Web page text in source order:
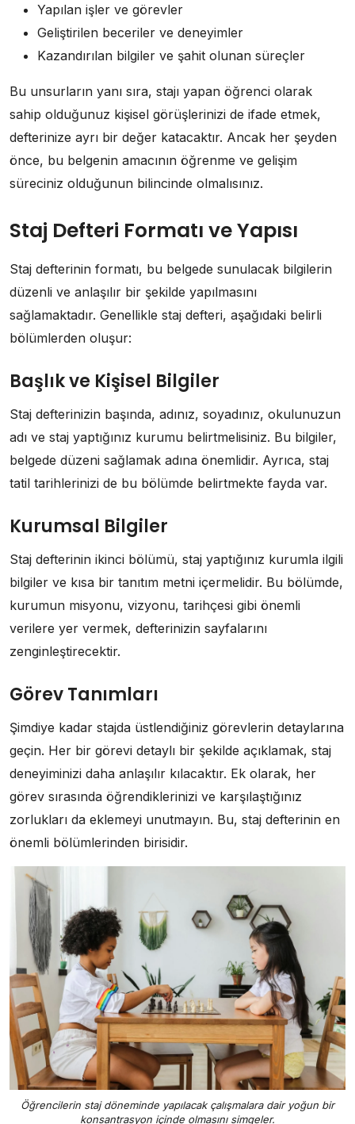
Yapılan işler ve görevler
Geliştirilen beceriler ve deneyimler
Kazandırılan bilgiler ve şahit olunan süreçler
Bu unsurların yanı sıra, stajı yapan öğrenci olarak
sahip olduğunuz kişisel görüşlerinizi de ifade etmek,
defterinize ayrı bir değer katacaktır. Ancak her şeyden
önce, bu belgenin amacının öğrenme ve gelişim
süreciniz olduğunun bilincinde olmalısınız.
Staj Defteri Formatı ve Yapısı
Staj defterinin formatı, bu belgede sunulacak bilgilerin
düzenli ve anlaşılır bir şekilde yapılmasını
sağlamaktadır. Genellikle staj defteri, aşağıdaki belirli
bölümlerden oluşur:
Başlık ve Kişisel Bilgiler
Staj defterinizin başında, adınız, soyadınız, okulunuzun
adı ve staj yaptığınız kurumu belirtmelisiniz. Bu bilgiler,
belgede düzeni sağlamak adına önemlidir. Ayrıca, staj
tatil tarihlerinizi de bu bölümde belirtmekte fayda var.
Kurumsal Bilgiler
Staj defterinin ikinci bölümü, staj yaptığınız kurumla ilgili
bilgiler ve kısa bir tanıtım metni içermelidir. Bu bölümde,
kurumun misyonu, vizyonu, tarihçesi gibi önemli
verilere yer vermek, defterinizin sayfalarını
zenginleştirecektir.
Görev Tanımları
Şimdiye kadar stajda üstlendiğiniz görevlerin detaylarına
geçin. Her bir görevi detaylı bir şekilde açıklamak, staj
deneyiminizi daha anlaşılır kılacaktır. Ek olarak, her
görev sırasında öğrendiklerinizi ve karşılaştığınız
zorlukları da eklemeyi unutmayın. Bu, staj defterinin en
önemli bölümlerinden birisidir.
Öğrencilerin staj döneminde yapılacak çalışmalara dair yoğun bir
konsantrasyon içinde olmasını simgeler.